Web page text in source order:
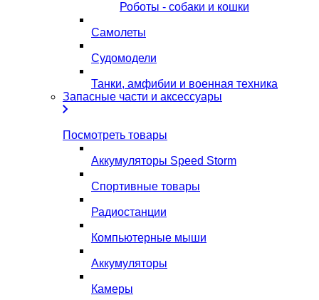
Роботы - собаки и кошки
Самолеты
Судомодели
Танки, амфибии и военная техника
Запасные части и аксессуары
Посмотреть товары
Аккумуляторы Speed Storm
Спортивные товары
Радиостанции
Компьютерные мыши
Аккумуляторы
Камеры